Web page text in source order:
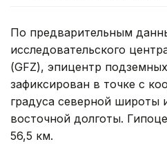
По предварительным
исследовательского
(GFZ), эпицентр
зафиксирован в точке с
градуса северной широты
восточной долготы.
56,5 км.